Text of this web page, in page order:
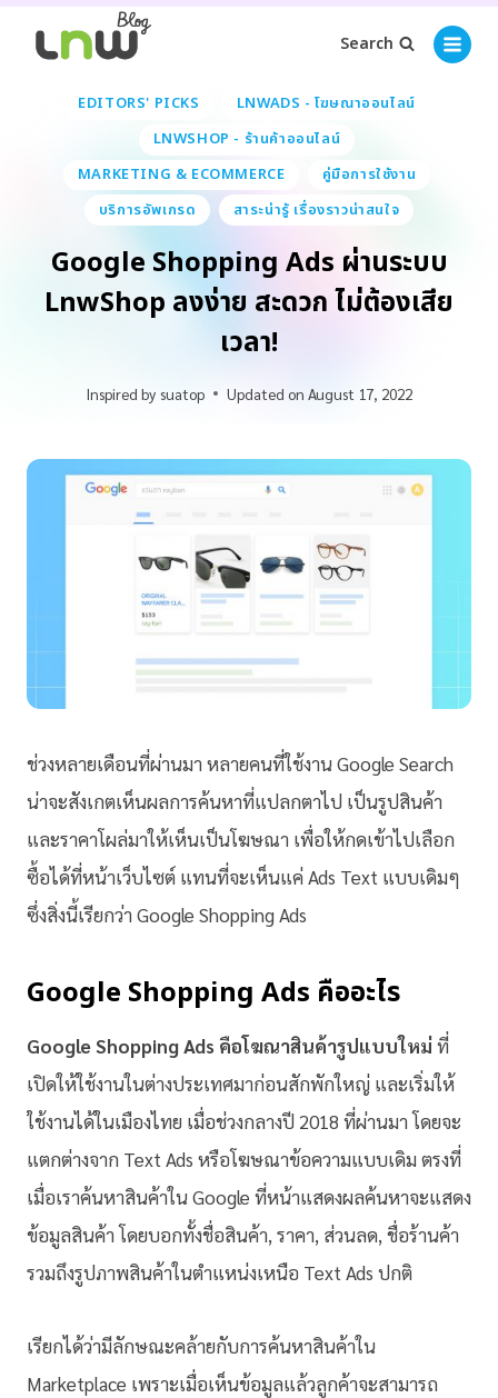
Search
EDITORS' PICKS
LNWADS - โฆษณาออนไลน์
LNWSHOP - ร้านค้าออนไลน์
MARKETING & ECOMMERCE
คู่มือการใช้งาน
บริการอัพเกรด
สาระน่ารู้ เรื่องราวน่าสนใจ
Google Shopping Ads ผ่านระบบ
LnwShop ลงง่าย สะดวก ไม่ต้องเสีย
เวลา!
Inspired by suatop Updated on August 17, 2022
ช่วงหลายเดือนที่ผ่านมา หลายคนที่ใช้งาน Google Search
น่าจะสังเกตเห็นผลการค้นหาที่แปลกตาไป เป็นรูปสินค้า
และราคาโผล่มาให้เห็นเป็นโฆษณา เพื่อให้กดเข้าไปเลือก
ซื้อได้ที่หน้าเว็บไซต์ แทนที่จะเห็นแค่ Ads Text แบบเดิมๆ
ซึ่งสิ่งนี้เรียกว่า Google Shopping Ads
Google Shopping Ads คืออะไร
Google Shopping Ads คือโฆณาสินค้ารูปแบบใหม่ที่
เปิดให้ใช้งานในต่างประเทศมาก่อนสักพักใหญ่ และเริ่มให้
ใช้งานได้ในเมืองไทย เมื่อช่วงกลางปี 2018 ที่ผ่านมา โดยจะ
แตกต่างจาก Text Ads หรือโฆษณาข้อความแบบเดิม ตรงที่
เมื่อเราค้นหาสินค้าใน Google ที่หน้าแสดงผลค้นหาจะแสดง
ข้อมูลสินค้า โดยบอกทั้งชื่อสินค้า, ราคา, ส่วนลด, ชื่อร้านค้า
รวมถึงรูปภาพสินค้าในตำแหน่งเหนือ Text Ads ปกติ
เรียกได้ว่ามีลักษณะคล้ายกับการค้นหาสินค้าใน
Marketplace เพราะเมื่อเห็นข้อมูลแล้วลูกค้าจะสามารถ